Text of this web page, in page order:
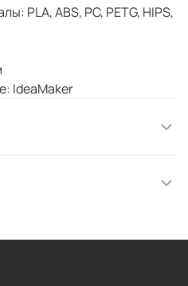
PLA, ABS, PC, PETG, HIPS,
IdeaMaker